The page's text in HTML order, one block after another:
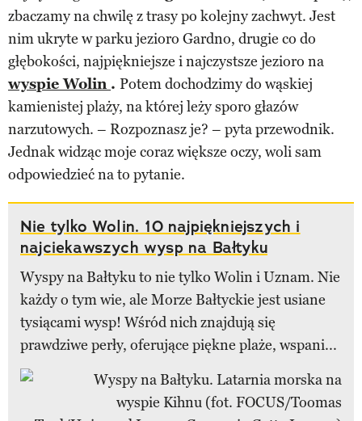
zbaczamy na chwilę z trasy po kolejny zachwyt. Jest
nim ukryte w parku jezioro Gardno, drugie co do
głębokości, najpiękniejsze i najczystsze jezioro na
wyspie Wolin . Potem dochodzimy do wąskiej
kamienistej plaży, na której leży sporo głazów
narzutowych. – Rozpoznasz je? – pyta przewodnik.
Jednak widząc moje coraz większe oczy, woli sam
odpowiedzieć na to pytanie.
Nie tylko Wolin. 10 najpiękniejszych i
najciekawszych wysp na Bałtyku
Wyspy na Bałtyku to nie tylko Wolin i Uznam. Nie
każdy o tym wie, ale Morze Bałtyckie jest usiane
tysiącami wysp! Wśród nich znajdują się
prawdziwe perły, oferujące piękne plaże, wspani...